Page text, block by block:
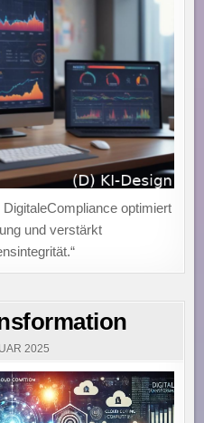
optimiert
und verstärkt
2025